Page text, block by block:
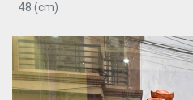
48 (cm)